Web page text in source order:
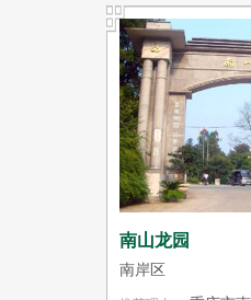
南山龙园
南岸区